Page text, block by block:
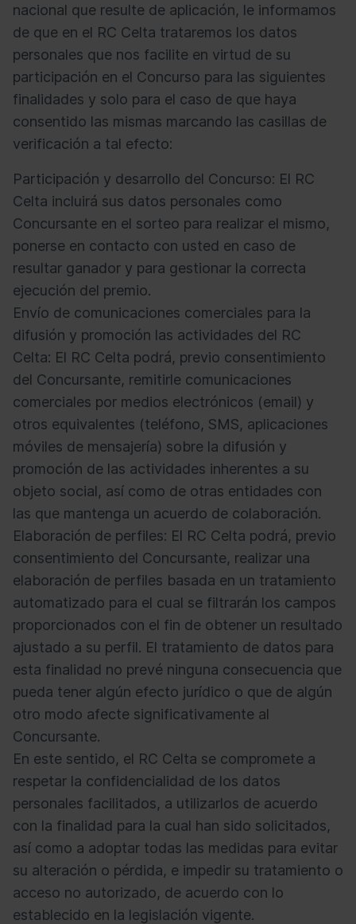
nacional que resulte de aplicación, le informamos
de que en el RC Celta trataremos los datos
personales que nos facilite en virtud de su
participación en el Concurso para las siguientes
finalidades y solo para el caso de que haya
consentido las mismas marcando las casillas de
verificación a tal efecto:
Participación y desarrollo del Concurso: El RC
Celta incluirá sus datos personales como
Concursante en el sorteo para realizar el mismo,
ponerse en contacto con usted en caso de
resultar ganador y para gestionar la correcta
ejecución del premio.
Envío de comunicaciones comerciales para la
difusión y promoción las actividades del RC
Celta: El RC Celta podrá, previo consentimiento
del Concursante, remitirle comunicaciones
comerciales por medios electrónicos (email) y
otros equivalentes (teléfono, SMS, aplicaciones
móviles de mensajería) sobre la difusión y
promoción de las actividades inherentes a su
objeto social, así como de otras entidades con
las que mantenga un acuerdo de colaboración.
Elaboración de perfiles: El RC Celta podrá, previo
consentimiento del Concursante, realizar una
elaboración de perfiles basada en un tratamiento
automatizado para el cual se filtrarán los campos
proporcionados con el fin de obtener un resultado
ajustado a su perfil. El tratamiento de datos para
esta finalidad no prevé ninguna consecuencia que
pueda tener algún efecto jurídico o que de algún
otro modo afecte significativamente al
Concursante.
En este sentido, el RC Celta se compromete a
respetar la confidencialidad de los datos
personales facilitados, a utilizarlos de acuerdo
con la finalidad para la cual han sido solicitados,
así como a adoptar todas las medidas para evitar
su alteración o pérdida, e impedir su tratamiento o
acceso no autorizado, de acuerdo con lo
establecido en la legislación vigente.